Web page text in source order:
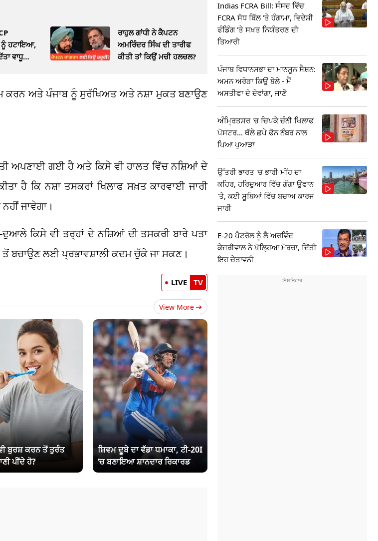
ਨੂੰ ਹਟਾਇਆ,
ਵਾਧੂ
ਰਾਹੁਲ ਗਾਂਧੀ ਨੇ ਕੈਪਟਨ
ਅਮਰਿੰਦਰ ਸਿੰਘ ਦੀ ਤਾਰੀਫ
ਕੀਤੀ ਤਾਂ ਕਿਉਂ ਮਚੀ ਹਲਚਲ?
ਕਰਨ ਅਤੇ ਪੰਜਾਬ ਨੂੰ ਸੁਰੱਖਿਅਤ ਅਤੇ ਨਸ਼ਾ ਮੁਕਤ ਬਣਾਉਣ
ਅਪਣਾਈ ਗਈ ਹੈ ਅਤੇ ਕਿਸੇ ਵੀ ਹਾਲਤ ਵਿੱਚ ਨਸ਼ਿਆਂ ਦੇ
ਹੈ ਕਿ ਨਸ਼ਾ ਤਸਕਰਾਂ ਖਿਲਾਫ ਸਖ਼ਤ ਕਾਰਵਾਈ ਜਾਰੀ
ਜਾਵੇਗਾ।
ਕਿਸੇ ਵੀ ਤਰ੍ਹਾਂ ਦੇ ਨਸ਼ਿਆਂ ਦੀ ਤਸਕਰੀ ਬਾਰੇ ਪਤਾ
ਬਚਾਉਣ ਲਈ ਪ੍ਰਭਾਵਸ਼ਾਲੀ ਕਦਮ ਚੁੱਕੇ ਜਾ ਸਕਣ।
LIVE TV
View More
ਬੁਰਸ਼ ਕਰਨ ਤੋਂ ਤੁਰੰਤ
ਪੀਂਦੇ ਹੋ?
ਸ਼ਿਵਮ ਦੂਬੇ ਦਾ ਵੱਡਾ ਧਮਾਕਾ, ਟੀ-20I
‘ਚ ਬਣਾਇਆ ਸ਼ਾਨਦਾਰ ਰਿਕਾਰਡ
Indias FCRA Bill: ਸੰਸਦ ਵਿੱਚ
FCRA ਸੋਧ ਬਿੱਲ 'ਤੇ ਹੰਗਾਮਾ, ਵਿਦੇਸ਼ੀ
ਫੰਡਿੰਗ 'ਤੇ ਸਖ਼ਤ ਨਿਯੰਤਰਣ ਦੀ
ਤਿਆਰੀ
ਪੰਜਾਬ ਵਿਧਾਨਸਭਾ ਦਾ ਮਾਨਸੂਨ ਸੈਸ਼ਨ:
ਅਮਨ ਅਰੋੜਾ ਕਿਉਂ ਬੋਲੇ - ਮੈਂ
ਅਸਤੀਫਾ ਦੇ ਦੇਵਾਂਗਾ, ਜਾਣੋ
ਅੰਮ੍ਰਿਤਸਰ 'ਚ ਚਿਪਕੇ ਚੰਨੀ ਖਿਲਾਫ
ਪੋਸਟਰ... ਥੱਲੇ ਛਪੇ ਫੋਨ ਨੰਬਰ ਨਾਲ
ਪਿਆ ਪੁਆੜਾ
ਉੱਤਰੀ ਭਾਰਤ 'ਚ ਭਾਰੀ ਮੀਂਹ ਦਾ
ਕਹਿਰ, ਹਰਿਦੁਆਰ ਵਿੱਚ ਗੰਗਾ ਉਫਾਨ
'ਤੇ, ਕਈ ਸੂਬਿਆਂ ਵਿੱਚ ਬਚਾਅ ਕਾਰਜ
ਜਾਰੀ
E-20 ਪੈਟਰੋਲ ਨੂੰ ਲੈ ਅਰਵਿੰਦ
ਕੇਜਰੀਵਾਲ ਨੇ ਖੋਲ੍ਹਿਆ ਮੋਰਚਾ, ਦਿੱਤੀ
ਇਹ ਚੇਤਾਵਨੀ